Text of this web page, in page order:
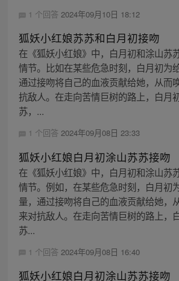
1 个回答 2024年09月10日 18:12
狐妖小红娘苏苏和白月初接吻
在《狐妖小红娘》中，白月初和涂山苏
情节。比如在某些危急时刻，白月初为
通过接吻将自己的血液贡献给她，从而
抗敌人。在走向苦情巨树的路上，白月
苏，...
1 个回答 2024年09月08日 23:33
狐妖小红娘白月初涂山苏苏接吻
在《狐妖小红娘》中，白月初和涂山苏
情节。例如，在某些危急时刻，白月初
量，通过接吻将自己的血液贡献给她，
来对抗敌人。在走向苦情巨树的路上，
苏...
1 个回答 2024年09月08日 16:40
狐妖小红娘白月初涂山苏苏接吻